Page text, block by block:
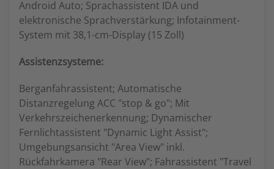
Android Auto; Sprachassistent IDA und
elektronische Sprachverstärkung; Infotainment-
System mit 38,1-cm-Display (15 Zoll)
Assistenzsysteme:
Berganfahrassistent; Automatische
Distanzregelung ACC "stop & go"; Mit
Verkehrszeichenerkennung; Dynamischer
Fernlichtassistent "Dynamic Light Assist";
Umgebungsansicht "Area View" inkl.
Rückfahrkamera "Rear View"; Fahrassistent "Travel